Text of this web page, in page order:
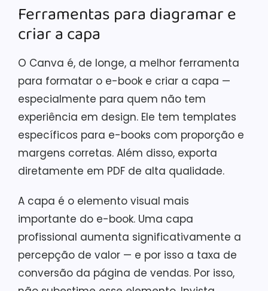
Ferramentas para diagramar e
criar a capa
O Canva é, de longe, a melhor ferramenta
para formatar o e-book e criar a capa —
especialmente para quem não tem
experiência em design. Ele tem templates
específicos para e-books com proporção e
margens corretas. Além disso, exporta
diretamente em PDF de alta qualidade.
A capa é o elemento visual mais
importante do e-book. Uma capa
profissional aumenta significativamente a
percepção de valor — e por isso a taxa de
conversão da página de vendas. Por isso,